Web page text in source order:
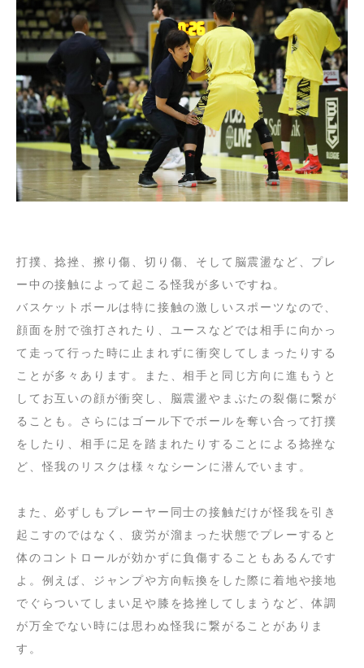
打撲、捻挫、擦り傷、切り傷、そして脳震盪など、プレ
ー中の接触によって起こる怪我が多いですね。
バスケットボールは特に接触の激しいスポーツなので、
顔面を肘で強打されたり、ユースなどでは相手に向かっ
て走って行った時に止まれずに衝突してしまったりする
ことが多々あります。また、相手と同じ方向に進もうと
してお互いの顔が衝突し、脳震盪やまぶたの裂傷に繋が
ることも。さらにはゴール下でボールを奪い合って打撲
をしたり、相手に足を踏まれたりすることによる捻挫な
ど、怪我のリスクは様々なシーンに潜んでいます。
また、必ずしもプレーヤー同士の接触だけが怪我を引き
起こすのではなく、疲労が溜まった状態でプレーすると
体のコントロールが効かずに負傷することもあるんです
よ。例えば、ジャンプや方向転換をした際に着地や接地
でぐらついてしまい足や膝を捻挫してしまうなど、体調
が万全でない時には思わぬ怪我に繋がることがありま
す。